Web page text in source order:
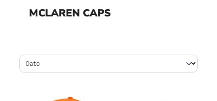
MCLAREN CAPS